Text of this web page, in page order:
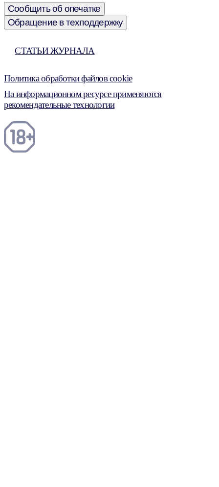
Сообщить об опечатке
Обращение в техподдержку
СТАТЬИ ЖУРНАЛА
Политика обработки файлов cookie
На информационном ресурсе применяются
рекомендательные технологии